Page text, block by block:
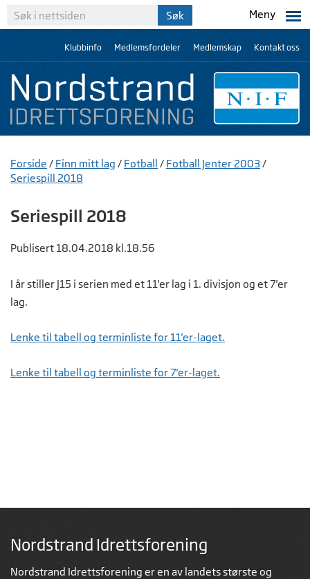
Meny
Klubbinfo Medlemsfordeler Medlemskap Kontakt oss
Forside / Finn mitt lag / Fotball / Fotball Jenter 2003 /
Seriespill 2018
Seriespill 2018
Publisert 18.04.2018 kl.18.56
I år stiller J15 i serien med et 11'er lag i 1. divisjon og et 7'er
lag.
Lenke til tabell og terminliste for 11'er-laget.
Lenke til tabell og terminliste for 7'er-laget.
Nordstrand Idrettsforening
Nordstrand Idrettsforening er en av landets største og